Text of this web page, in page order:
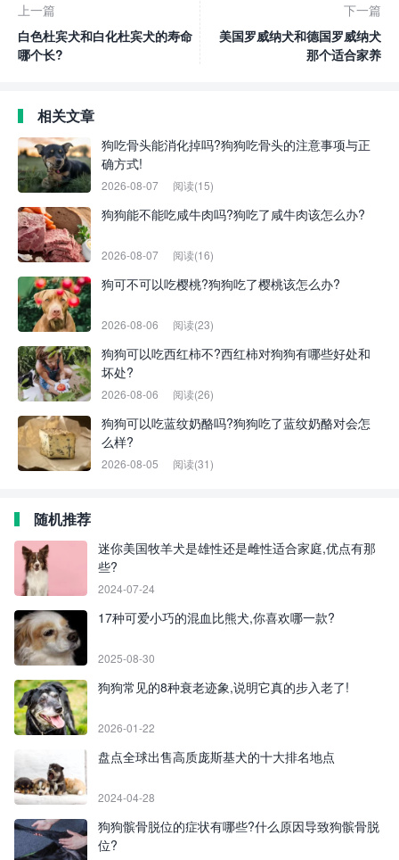
上一篇
白色杜宾犬和白化杜宾犬的寿命
哪个长?
下一篇
美国罗威纳犬和德国罗威纳犬
那个适合家养
相关文章
狗吃骨头能消化掉吗?狗狗吃骨头的注意事项与正
确方式!
2026-08-07 阅读(15)
狗狗能不能吃咸牛肉吗?狗吃了咸牛肉该怎么办?
2026-08-07 阅读(16)
狗可不可以吃樱桃?狗狗吃了樱桃该怎么办?
2026-08-06 阅读(23)
狗狗可以吃西红柿不?西红柿对狗狗有哪些好处和
坏处?
2026-08-06 阅读(26)
狗狗可以吃蓝纹奶酪吗?狗狗吃了蓝纹奶酪对会怎
么样?
2026-08-05 阅读(31)
随机推荐
迷你美国牧羊犬是雄性还是雌性适合家庭,优点有那
些?
2024-07-24
17种可爱小巧的混血比熊犬,你喜欢哪一款?
2025-08-30
狗狗常见的8种衰老迹象,说明它真的步入老了!
2026-01-22
盘点全球出售高质庞斯基犬的十大排名地点
2024-04-28
狗狗髌骨脱位的症状有哪些?什么原因导致狗髌骨脱
位?